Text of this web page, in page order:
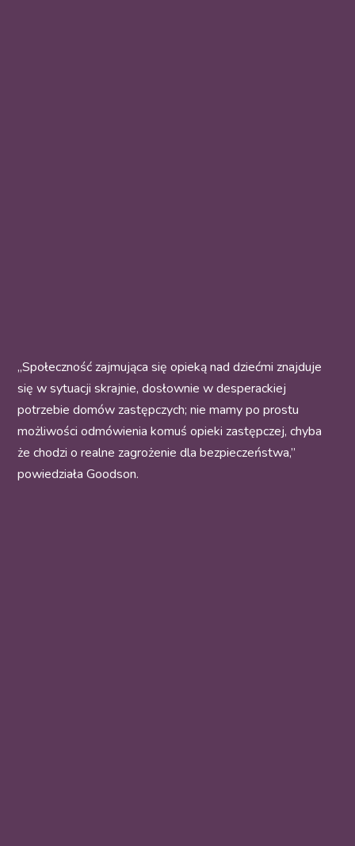
„Społeczność zajmująca się opieką nad dziećmi znajduje
się w sytuacji skrajnie, dosłownie w desperackiej
potrzebie domów zastępczych; nie mamy po prostu
możliwości odmówienia komuś opieki zastępczej, chyba
że chodzi o realne zagrożenie dla bezpieczeństwa,”
powiedziała Goodson.